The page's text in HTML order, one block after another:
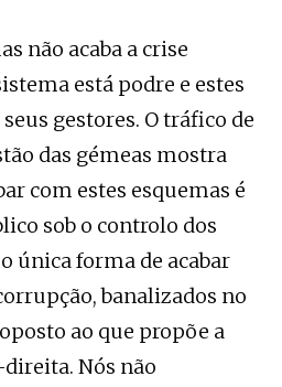
não acaba a crise
está podre e estes
gestores. O tráfico de
das gémeas mostra
com estes esquemas é
sob o controlo dos
única forma de acabar
banalizados no
ao que propõe a
Nós não